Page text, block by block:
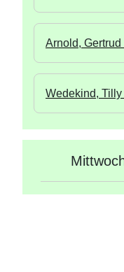
Arnold,
Wedekind, Tilly